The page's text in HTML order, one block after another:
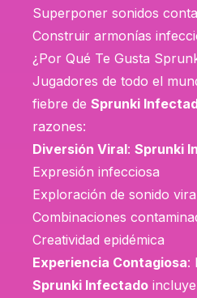
Superponer sonidos
Construir armonías
¿Por Qué Te Gusta
Jugadores de todo el
fiebre de Sprunki
razones:
Diversión Viral: Sprunki
Expresión infecciosa
Exploración de sonido
Combinaciones
Creatividad epidémica
Experiencia Contagiosa:
Sprunki Infectado